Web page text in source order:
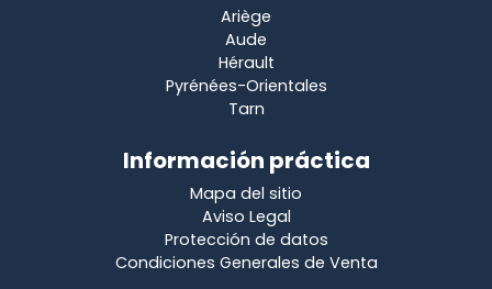
Ariège
Aude
Hérault
Pyrénées-Orientales
Tarn
Información práctica
Mapa del sitio
Aviso Legal
Protección de datos
Condiciones Generales de Venta